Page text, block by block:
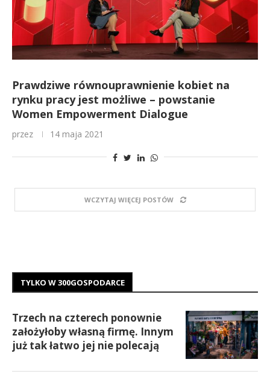
Prawdziwe równouprawnienie kobiet na
rynku pracy jest możliwe – powstanie
Women Empowerment Dialogue
przez 14 maja 2021
WCZYTAJ WIĘCEJ POSTÓW
TYLKO W 300GOSPODARCE
Trzech na czterech ponownie
założyłoby własną firmę. Innym
już tak łatwo jej nie polecają